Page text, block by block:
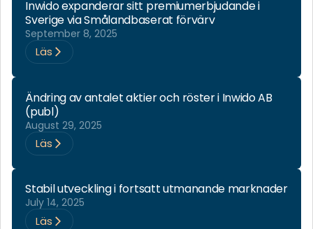
Inwido expanderar sitt premiumerbjudande i
Sverige via Smålandbaserat förvärv
September 8, 2025
Läs
Ändring av antalet aktier och röster i Inwido AB
(publ)
August 29, 2025
Läs
Stabil utveckling i fortsatt utmanande marknader
July 14, 2025
Läs